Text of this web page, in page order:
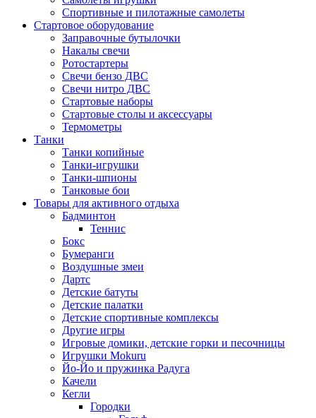
Спортивные и пилотажные самолеты
Стартовое оборудование
Заправочные бутылочки
Накалы свечи
Ротостартеры
Свечи бензо ДВС
Свечи нитро ДВС
Стартовые наборы
Стартовые столы и аксессуары
Термометры
Танки
Танки копийные
Танки-игрушки
Танки-шпионы
Танковые бои
Товары для активного отдыха
Бадминтон
Теннис
Бокс
Бумеранги
Воздушные змеи
Дартс
Детские батуты
Детские палатки
Детские спортивные комплексы
Другие игры
Игровые домики, детские горки и песочницы
Игрушки Mokuru
Йо-Йо и пружинка Радуга
Качели
Кегли
Городки